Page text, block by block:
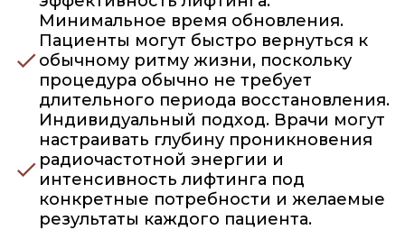
Минимальное время обновления.
Пациенты могут быстро вернуться к
обычному ритму жизни, поскольку
процедура обычно не требует
длительного периода восстановления.
Индивидуальный подход. Врачи могут
настраивать глубину проникновения
радиочастотной энергии и
интенсивность лифтинга под
конкретные потребности и желаемые
результаты каждого пациента.